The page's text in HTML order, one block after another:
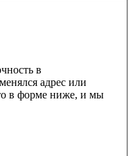
в
адрес или
в форме ниже, и мы